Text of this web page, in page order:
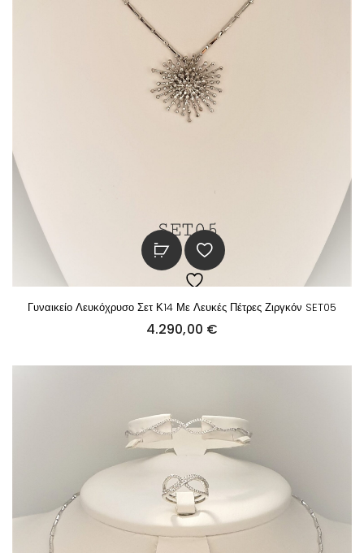
Γυναικείο Λευκόχρυσο Σετ Κ14 Με Λευκές Πέτρες Ζιργκόν SET05
4.290,00 €